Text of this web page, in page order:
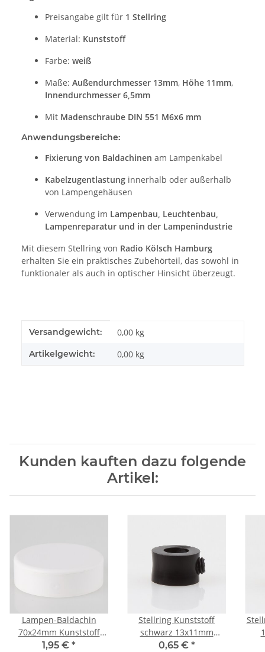
Preisangabe gilt für 1 Stellring
Material: Kunststoff
Farbe: weiß
Maße: Außendurchmesser 13mm, Höhe 11mm,
Innendurchmesser 6,5mm
Mit Madenschraube DIN 551 M6x6 mm
Anwendungsbereiche:
Fixierung von Baldachinen am Lampenkabel
Kabelzugentlastung innerhalb oder außerhalb
von Lampengehäusen
Verwendung im Lampenbau, Leuchtenbau,
Lampenreparatur und in der Lampenindustrie
Mit diesem Stellring von Radio Kölsch Hamburg
erhalten Sie ein praktisches Zubehörteil, das sowohl in
funktionaler als auch in optischer Hinsicht überzeugt.
Produkteigenschaft
Wert
Versandgewicht: 0,00 kg
Artikelgewicht: 0,00 kg
Kunden kauften dazu folgende
Artikel:
Lampen-Baldachin
70x24mm Kunststoff
weiß Abzweigbaldachin
1,95 € *
Stellring Kunststoff
schwarz 13x11mm
6,5mm Durchgang für
0,65 € *